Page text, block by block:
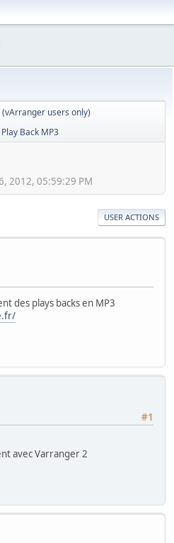
users only)
Play Back MP3
2012, 05:59:29 PM
USER ACTIONS
des plays backs en MP3
#1
avec Varranger 2